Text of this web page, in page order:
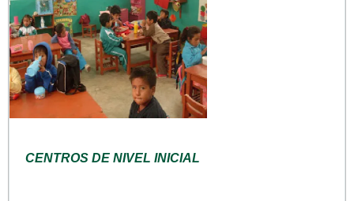
CENTROS DE NIVEL INICIAL